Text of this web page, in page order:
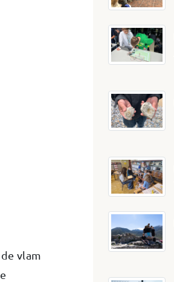
vlam